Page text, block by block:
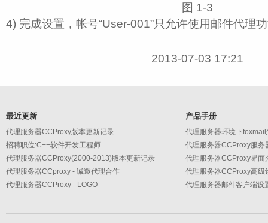
图 1‑3
4) 完成设置，帐号“User-001”只允许使用邮件代理
2013-07-03 17:21
最近更新
代理服务器CCProxy版本更新记录
招聘职位:C++软件开发工程师
代理服务器CCProxy(2000-2013)版本更新记录
代理服务器CCproxy - 诚邀代理合作
代理服务器CCProxy - LOGO
产品手册
代理服务器环境下
代理服务器CCProxy服务
代理服务器CCProxy界面